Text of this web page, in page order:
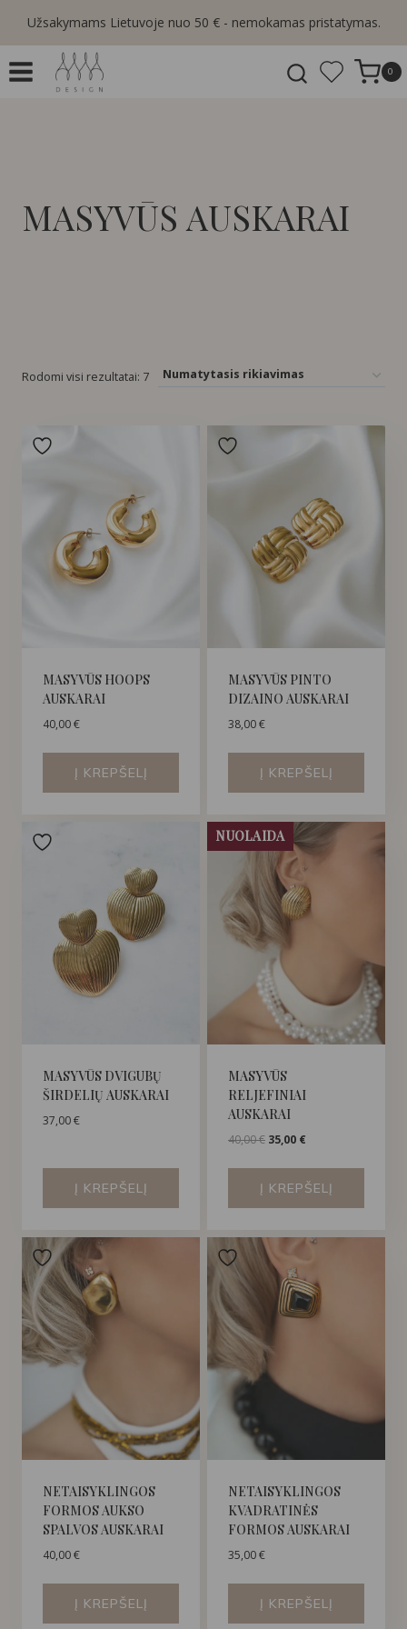
content
Užsakymams Lietuvoje nuo 50 € - nemokamas pristatymas.
0
MASYVŪS AUSKARAI
Rodomi visi rezultatai: 7
MASYVŪS HOOPS
AUSKARAI
40,00€
Į KREPŠELĮ
MASYVŪS PINTO
DIZAINO AUSKARAI
38,00€
Į KREPŠELĮ
MASYVŪS DVIGUBŲ
ŠIRDELIŲ AUSKARAI
37,00€
Į KREPŠELĮ
NUOLAIDA
MASYVŪS
RELJEFINIAI
AUSKARAI
40,00€ Original
was:
40,00 €.
35,00 €
is:
35,00 €.
Į KREPŠELĮ
NETAISYKLINGOS
FORMOS AUKSO
SPALVOS AUSKARAI
40,00€
Į KREPŠELĮ
NETAISYKLINGOS
KVADRATINĖS
FORMOS AUSKARAI
35,00€
Į KREPŠELĮ